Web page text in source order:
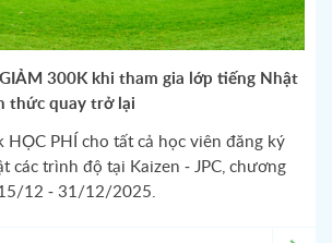
GIẢM 300K khi tham gia lớp tiếng Nhật
thức quay trở lại
HỌC PHÍ cho tất cả học viên đăng ký
các trình độ tại Kaizen - JPC, chương
12 - 31/12/2025.